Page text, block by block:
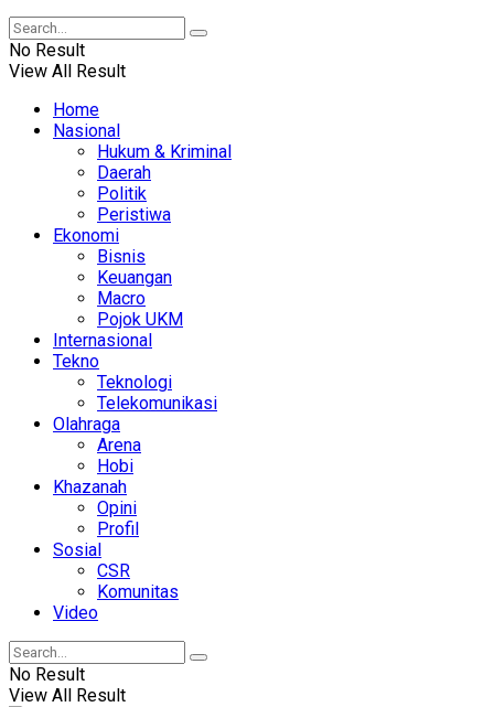
No Result
View All Result
Home
Nasional
Hukum & Kriminal
Daerah
Politik
Peristiwa
Ekonomi
Bisnis
Keuangan
Macro
Pojok UKM
Internasional
Tekno
Teknologi
Telekomunikasi
Olahraga
Arena
Hobi
Khazanah
Opini
Profil
Sosial
CSR
Komunitas
Video
No Result
View All Result